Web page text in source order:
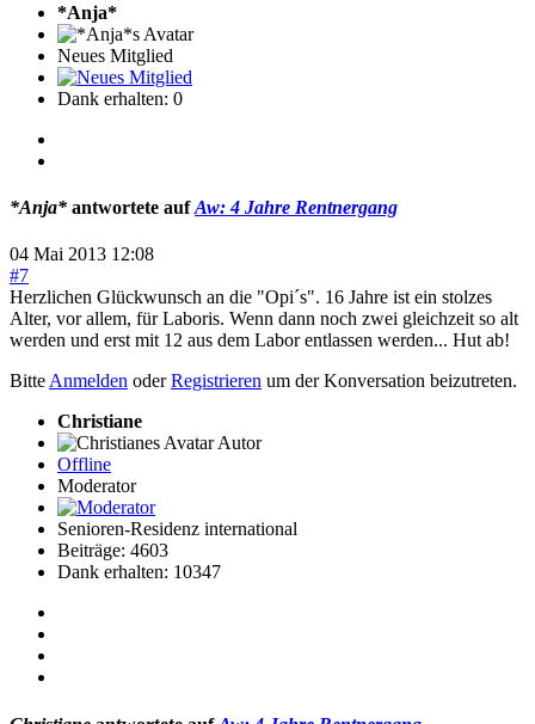
*Anja*
Neues Mitglied
Dank erhalten: 0
*Anja* antwortete aufAw: 4 Jahre Rentnergang
04 Mai 2013 12:08
#7
Herzlichen Glückwunsch an die "Opi´s". 16 Jahre ist ein stolzes
Alter, vor allem, für Laboris. Wenn dann noch zwei gleichzeit so alt
werden und erst mit 12 aus dem Labor entlassen werden... Hut ab!
BitteAnmelden oderRegistrieren um der Konversation beizutreten.
Christiane
Autor
Offline
Moderator
Senioren-Residenz international
Beiträge: 4603
Dank erhalten: 10347